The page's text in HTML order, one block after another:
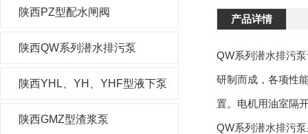
陕西PZ型配水闸阀
陕西QW系列潜水排污泵
陕西YHL、YH、YHF型液下泵
陕西GMZ型渣浆泵
产品详情
QW系列潜水排污
研制而成，各项性
置。电机用油室隔
QW系列潜水排污